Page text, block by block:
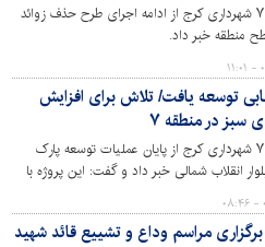
مدیر منطقه ۷ شهرداری کرج از ادامه اجرای طرح حذف زوائد
منطقه خبر داد.
توسعه یافت/ تلاش برای افزایش
سبز در منطقه ۷
مدیر منطقه ۷ شهرداری کرج از پایان عملیات توسعه پارک
انقلاب شمالی خبر داد و گفت: این پروژه با
سرانه فضای سبز، توسعه امکانات رفاهی و ایجاد
برای حضور خانواده‌ها به بهره‌برداری رسیده
مراسم وداع و تشییع قائد شهید